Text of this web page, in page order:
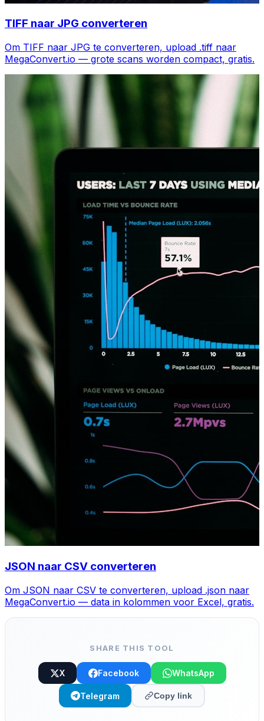
TIFF naar JPG converteren
Om TIFF naar JPG te converteren, upload .tiff naar
MegaConvert.io — grote scans worden compact, gratis.
JSON naar CSV converteren
Om JSON naar CSV te converteren, upload .json naar
MegaConvert.io — data in kolommen voor Excel, gratis.
SHARE THIS TOOL
X Facebook WhatsApp
Telegram Copy link